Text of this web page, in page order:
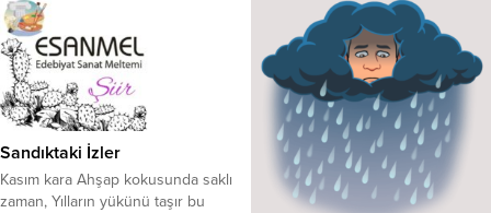
Hüseyin Acar. 1986 yılında
Diyarbakır’ın Çınar ilçesinde
dünyaya geldim. Meslek hayatıma
Veteriner Sağlık Teknisyeni olarak
başladım. Eğitim hayatım boyunca
kendimi geliştirmeyi hiçbir zaman
bırakmadım. Laborant ve Veteriner
Sağlık,...
Sandıktaki İzler
Kasım kara ​Ahşap kokusunda saklı
zaman, Yılların yükünü taşır bu